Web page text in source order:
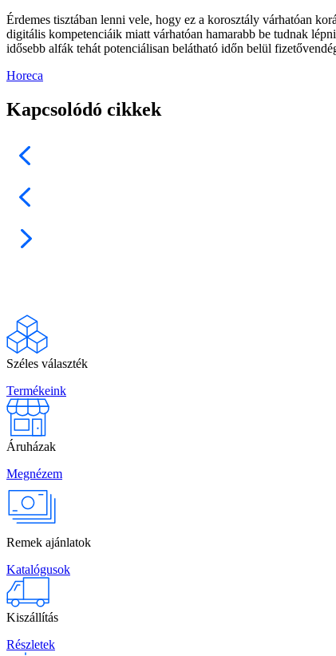
Érdemes tisztában lenni vele, hogy ez a korosztály várhatóan
digitális kompetenciáik miatt várhatóan hamarabb be tudnak
idősebb alfák tehát potenciálisan belátható időn belül
Horeca
Kapcsolódó cikkek
Széles választék
Termékeink
Áruházak
Megnézem
Remek ajánlatok
Katalógusok
Kiszállítás
Részletek